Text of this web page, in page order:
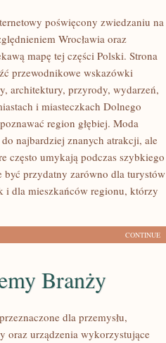
poświęcony zwiedzaniu na
Wrocławia oraz
mapę tej części Polski. Strona
przewodnikowe wskazówki
architektury, przyrody, wydarzeń,
i miasteczkach Dolnego
region głębiej. Moda
najbardziej znanych atrakcji, ale
często umykają podczas szybkiego
przydatny zarówno dla turystów
i dla mieszkańców regionu, którzy
CONTINUE
Branży
dla przemysłu,
oraz urządzenia wykorzystujące